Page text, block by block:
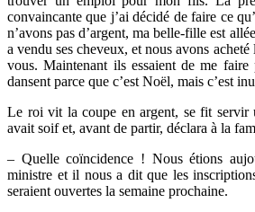
convaincante que j’ai décidé de faire ce
n’avons pas d’argent, ma belle-fille est
a vendu ses cheveux, et nous avons
vous. Maintenant ils essaient de me
dansent parce que c’est Noël, mais c’est
Le roi vit la coupe en argent, se fit servir
avait soif et, avant de partir, déclara à la
– Quelle coïncidence ! Nous étions
ministre et il nous a dit que les
seraient ouvertes la semaine prochaine.